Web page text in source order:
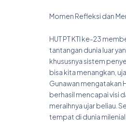
Momen Refleksi dan
HUT PT KTI ke-23
tantangan dunia luar
khususnya sistem
bisa kita menangkan,
Gunawan mengatakan
berhasil mencapai visi
meraihnya ujar beliau.
tempat di dunia